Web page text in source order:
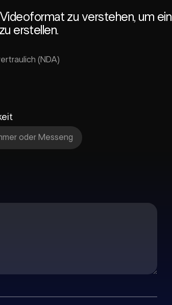
zu verstehen, um ein
erstellen.
(NDA)